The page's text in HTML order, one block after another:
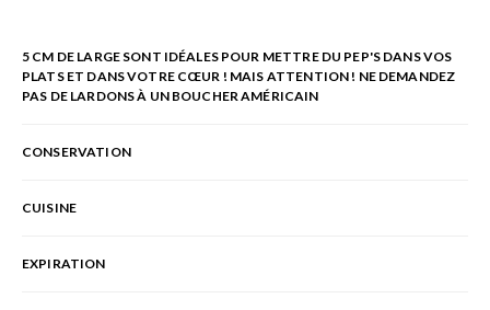
5 CM DE LARGE SONT IDÉALES POUR METTRE DU PEP'S DANS VOS
PLATS ET DANS VOTRE CŒUR ! MAIS ATTENTION ! NE DEMANDEZ
PAS DE LARDONS À UN BOUCHER AMÉRICAIN
CONSERVATION
CUISINE
EXPIRATION